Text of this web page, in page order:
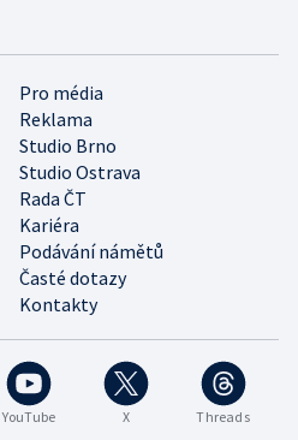
YouTube X Threads
Pro média
Reklama
Studio Brno
Studio Ostrava
Rada ČT
Kariéra
Podávání námětů
Časté dotazy
Kontakty